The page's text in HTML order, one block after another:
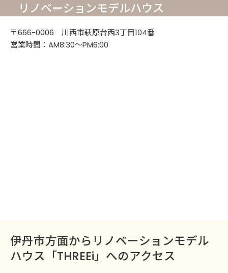
リノベーションモデルハウス
「THREEi」
〒666-0006 川西市萩原台西3丁目104番
営業時間：AM8:30～PM6:00
伊丹市方面からリノベーションモデル
ハウス「THREEi」へのアクセス